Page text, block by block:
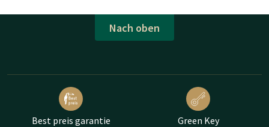
Nach oben
Best preis garantie Green Key